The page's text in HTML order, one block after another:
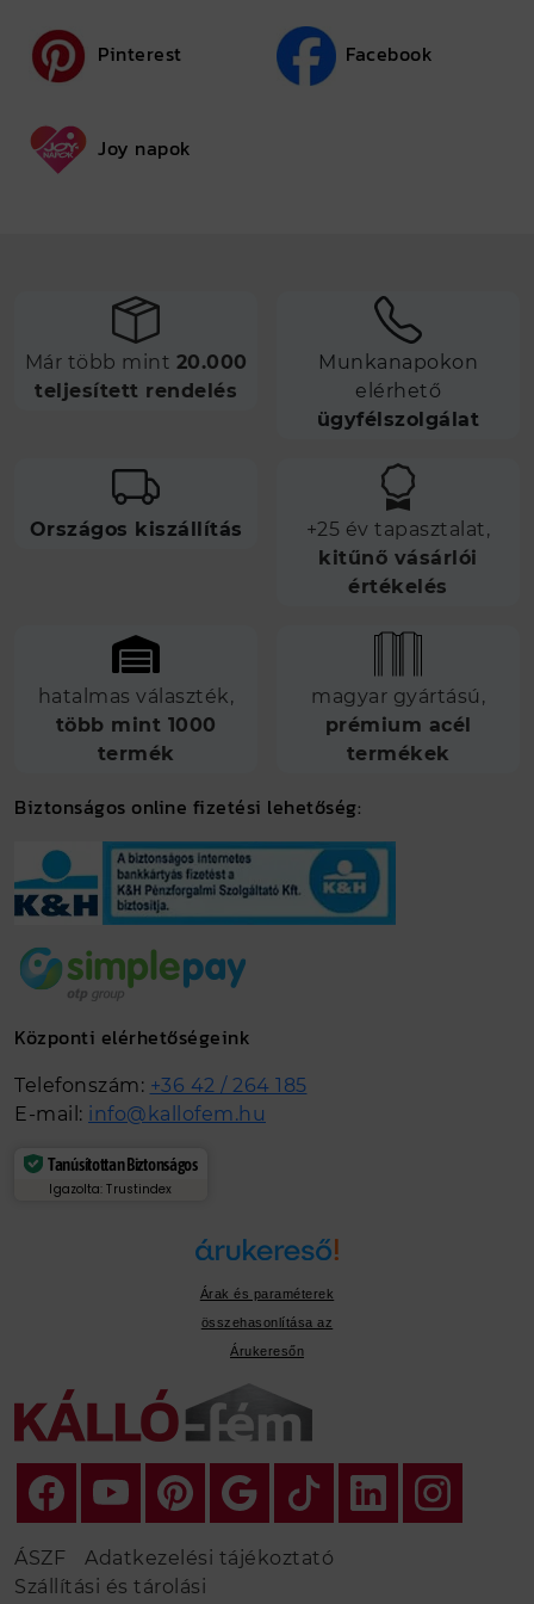
Pinterest Facebook
Joy napok
Már több mint 20.000
teljesített rendelés
Munkanapokon
elérhető
ügyfélszolgálat
Országos kiszállítás
+25 év tapasztalat,
kitűnő vásárlói
értékelés
hatalmas választék,
több mint 1000
termék
magyar gyártású,
prémium acél
termékek
Biztonságos online fizetési lehetőség:
Központi elérhetőségeink
Telefonszám: +36 42 / 264 185
E-mail: info@kallofem.hu
Tanúsítottan Biztonságos
Igazolta: Trustindex
Árak és paraméterek
összehasonlítása az
Árukeresőn
ÁSZF
Adatkezelési tájékoztató
Szállítási és tárolási